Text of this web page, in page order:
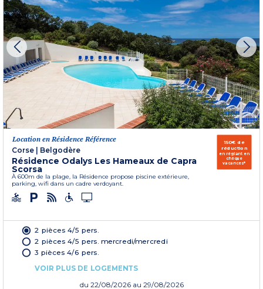
Location en Résidence Référence
Corse
Belgodère
Résidence Odalys Les Hameaux de Capra
Scorsa
À 600m de la plage, la Résidence propose piscine extérieure,
parking, wifi dans un cadre verdoyant.
150€ de
réduction
en réglant en
chèque
vacances*
2 pièces 4/5 pers.
2 pièces 4/5 pers. mercredi/mercredi
3 pièces 4/6 pers.
VOIR PLUS DE LOGEMENTS
du 22/08/2026 au 29/08/2026